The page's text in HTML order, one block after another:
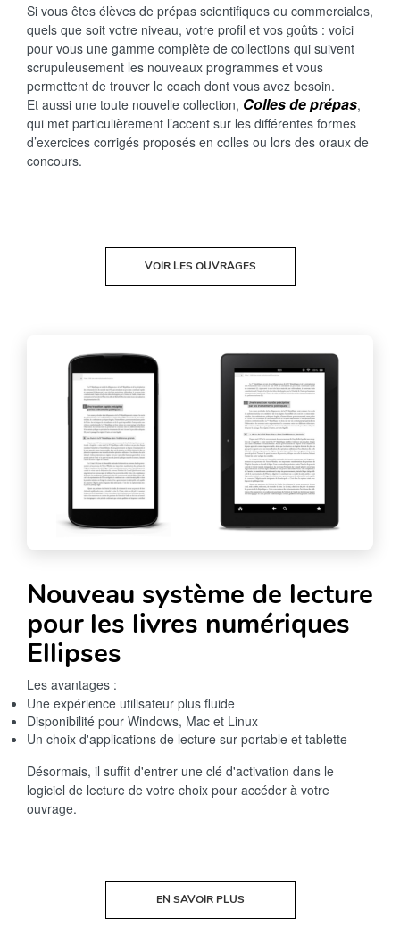
Si vous êtes élèves de prépas scientifiques ou commerciales,
quels que soit votre niveau, votre profil et vos goûts : voici
pour vous une gamme complète de collections qui suivent
scrupuleusement les nouveaux programmes et vous
permettent de trouver le coach dont vous avez besoin.
Et aussi une toute nouvelle collection, Colles de prépas,
qui met particulièrement l’accent sur les différentes formes
d’exercices corrigés proposés en colles ou lors des oraux de
concours.
VOIR LES OUVRAGES
Nouveau système de lecture
pour les livres numériques
Ellipses
Les avantages :
Une expérience utilisateur plus fluide
Disponibilité pour Windows, Mac et Linux
Un choix d'applications de lecture sur portable et tablette
Désormais, il suffit d'entrer une clé d'activation dans le
logiciel de lecture de votre choix pour accéder à votre
ouvrage.
EN SAVOIR PLUS